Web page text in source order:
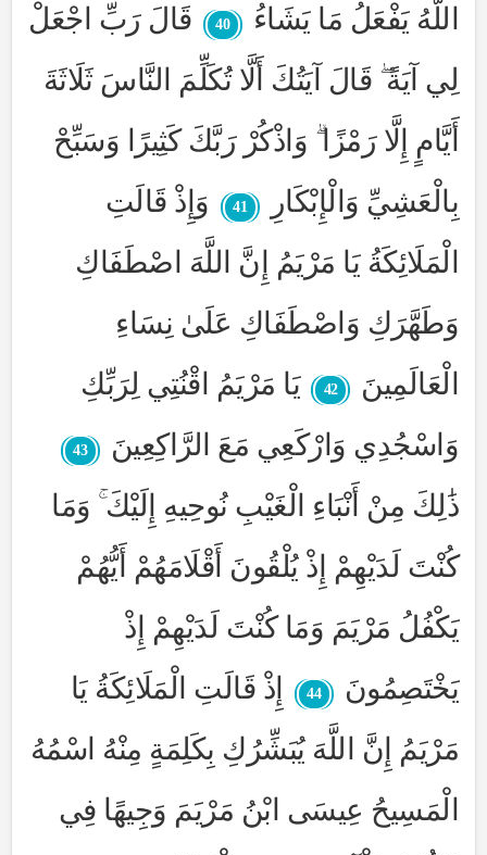
اللَّهُ يَفْعَلُ مَا يَشَاءُ 40
قَالَ رَبِّ اجْعَلْ
لِي آيَةً ۖ قَالَ آيَتُكَ أَلَّا تُكَلِّمَ النَّاسَ ثَلَاثَةَ
أَيَّامٍ إِلَّا رَمْزًا ۗ وَاذْكُرْ رَبَّكَ كَثِيرًا وَسَبِّحْ
بِالْعَشِيِّ وَالْإِبْكَارِ
41
وَإِذْ قَالَتِ
الْمَلَائِكَةُ يَا مَرْيَمُ إِنَّ اللَّهَ اصْطَفَاكِ
وَطَهَّرَكِ وَاصْطَفَاكِ عَلَىٰ نِسَاءِ
الْعَالَمِينَ
42
يَا مَرْيَمُ اقْنُتِي لِرَبِّكِ
وَاسْجُدِي وَارْكَعِي مَعَ الرَّاكِعِينَ
43
ذَٰلِكَ مِنْ أَنْبَاءِ الْغَيْبِ نُوحِيهِ إِلَيْكَ ۚ وَمَا
كُنْتَ لَدَيْهِمْ إِذْ يُلْقُونَ أَقْلَامَهُمْ أَيُّهُمْ
يَكْفُلُ مَرْيَمَ وَمَا كُنْتَ لَدَيْهِمْ إِذْ
يَخْتَصِمُونَ
44
إِذْ قَالَتِ الْمَلَائِكَةُ يَا
مَرْيَمُ إِنَّ اللَّهَ يُبَشِّرُكِ بِكَلِمَةٍ مِنْهُ اسْمُهُ
الْمَسِيحُ عِيسَى ابْنُ مَرْيَمَ وَجِيهًا فِي